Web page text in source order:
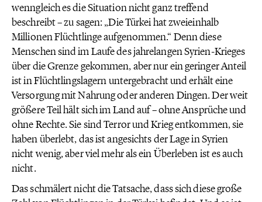
wenngleich es die Situation nicht ganz treffend
beschreibt – zu sagen: „Die Türkei hat zweieinhalb
Millionen Flüchtlinge aufgenommen.“ Denn diese
Menschen sind im Laufe des jahrelangen Syrien-Krieges
über die Grenze gekommen, aber nur ein geringer Anteil
ist in Flüchtlingslagern untergebracht und erhält eine
Versorgung mit Nahrung oder anderen Dingen. Der weit
größere Teil hält sich im Land auf – ohne Ansprüche und
ohne Rechte. Sie sind Terror und Krieg entkommen, sie
haben überlebt, das ist angesichts der Lage in Syrien
nicht wenig, aber viel mehr als ein Überleben ist es auch
nicht.
Das schmälert nicht die Tatsache, dass sich diese große